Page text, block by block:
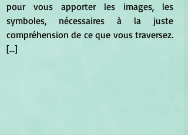
pour vous apporter les images, les
symboles, nécessaires à la juste
compréhension de ce que vous traversez.
[...]